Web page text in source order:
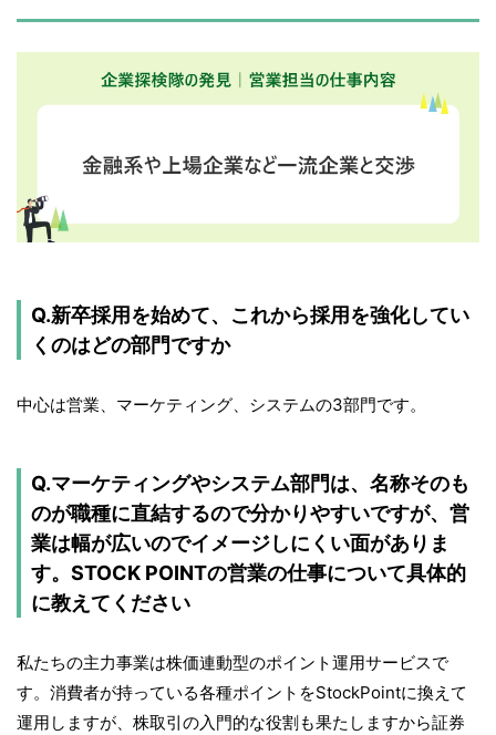
Q.新卒採用を始めて、これから採用を強化してい
くのはどの部門ですか
中心は営業、マーケティング、システムの3部門です。
Q.マーケティングやシステム部門は、名称そのも
のが職種に直結するので分かりやすいですが、営
業は幅が広いのでイメージしにくい面がありま
す。STOCK POINTの営業の仕事について具体的
に教えてください
私たちの主力事業は株価連動型のポイント運用サービスで
す。消費者が持っている各種ポイントをStockPointに換えて
運用しますが、株取引の入門的な役割も果たしますから証券